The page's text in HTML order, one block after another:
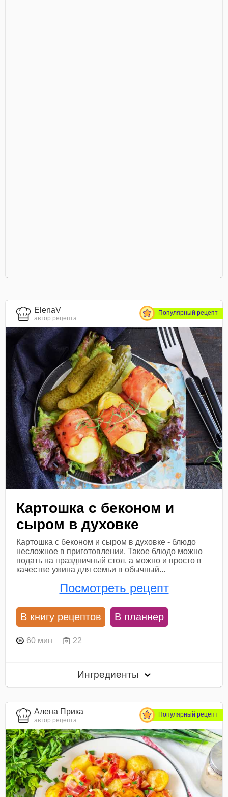
ElenaV
автор рецепта
Популярный рецепт
Картошка с беконом и
сыром в духовке
Картошка с беконом и сыром в духовке - блюдо
несложное в приготовлении. Такое блюдо можно
подать на праздничный стол, а можно и просто в
качестве ужина для семьи в обычный...
Посмотреть рецепт
В книгу рецептов В планнер
60 мин 22
Ингредиенты
Алена Прика
автор рецепта
Популярный рецепт